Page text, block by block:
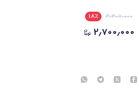
۳٫۳۰۷٫۰۰۰ ۱۸٪
۲٫۷۰۰٫۰۰۰